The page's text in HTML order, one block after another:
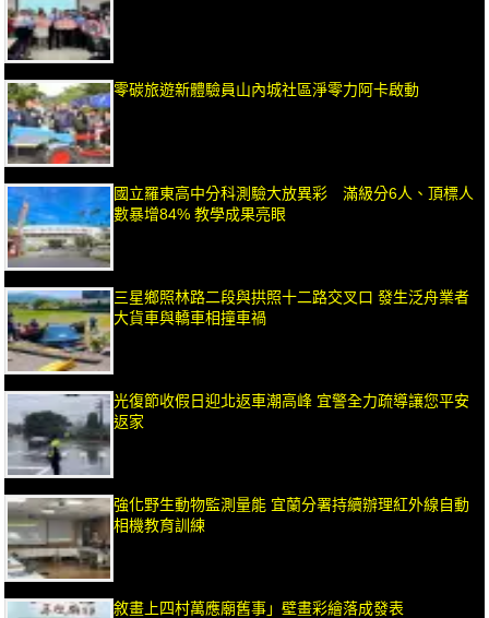
零碳旅遊新體驗員山內城社區淨零力阿卡啟動
國立羅東高中分科測驗大放異彩 滿級分6人、頂標人
數暴增84% 教學成果亮眼
三星鄉照林路二段與拱照十二路交叉口 發生泛舟業者
大貨車與轎車相撞車禍
光復節收假日迎北返車潮高峰 宜警全力疏導讓您平安
返家
強化野生動物監測量能 宜蘭分署持續辦理紅外線自動
相機教育訓練
敘畫上四村萬應廟舊事」壁畫彩繪落成發表